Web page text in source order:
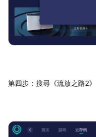
第四步：搜尋《流放之路2